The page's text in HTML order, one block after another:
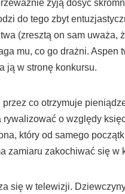
żyją dosyć
do tego zbyt
(zresztą on sam uważa,
mu, co go drażni. Aspen
ją w stronę konkursu.
przez co otrzymuje
o względy
który od samego
zamiaru zakochiwać się w
się w telewizji.